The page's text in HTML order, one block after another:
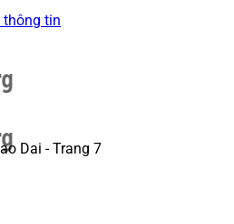
thông tin
Dai -Trang 7